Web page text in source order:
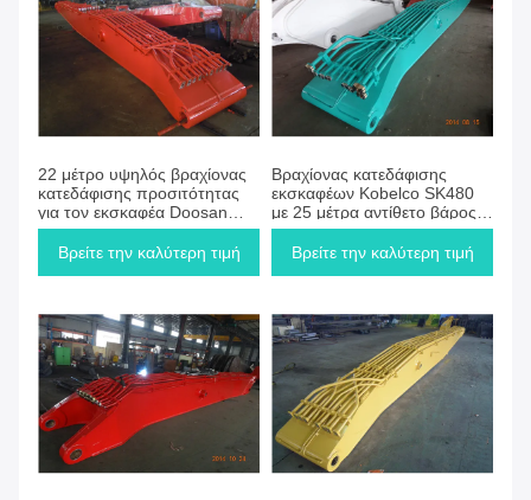
22 μέτρο υψηλός βραχίονας
κατεδάφισης προσιτότητας
για τον εκσκαφέα Doosan
DX520
Βρείτε την καλύτερη τιμή
Βραχίονας κατεδάφισης
εκσκαφέων Kobelco SK480
με 25 μέτρα αντίθετο βάρος 6
τόνου
Βρείτε την καλύτερη τιμή